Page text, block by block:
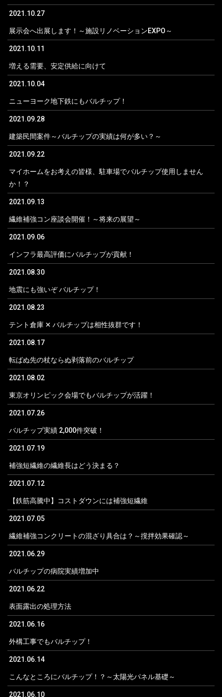
2021.10.27
展示会へ出展します！～施設リノベーションEXPO～
2021.10.11
増える需要、安定供給に向けて
2021.10.04
ニューヨーク地下鉄にもバルチップ！
2021.09.28
建築民間案件～バルチップの実績は何が多い？～
2021.09.22
マイホームをお考えの皆様、駐車場でバルチップ使用しません
か！？
2021.09.13
繊維補強コン座談会開催！～将来の展望～
2021.09.06
インフラ最高評価にバルチップが貢献！
2021.08.30
地震にも強いぞ バルチップ！
2021.08.23
テント倉庫 ✕ バルチップは相性抜群です！
2021.08.17
転ばぬ先の杖ならぬ剥落前のバルチップ
2021.08.02
東京オリンピック会場でもバルチップが活躍！
2021.07.26
バルチップ実績 2,000件突破！
2021.07.19
補強短繊維の繊維長はどう決まる？
2021.07.12
【鉄筋高騰中】コストダウンには補強短繊維
2021.07.05
繊維補強コンクリートの混ざり具合は？～撹拌効果確認～
2021.06.29
バルチップの病院実績増加中
2021.06.22
表面露出の処理方法
2021.06.16
外構工事でもバルチップ！
2021.06.14
こんなところにバルチップ！？～太陽光パネル基礎～
2021.06.10